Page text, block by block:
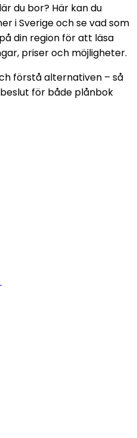
du bor? Här kan du
i Sverige och se vad som
din region för att läsa
priser och möjligheter.
förstå alternativen – så
för både plånbok